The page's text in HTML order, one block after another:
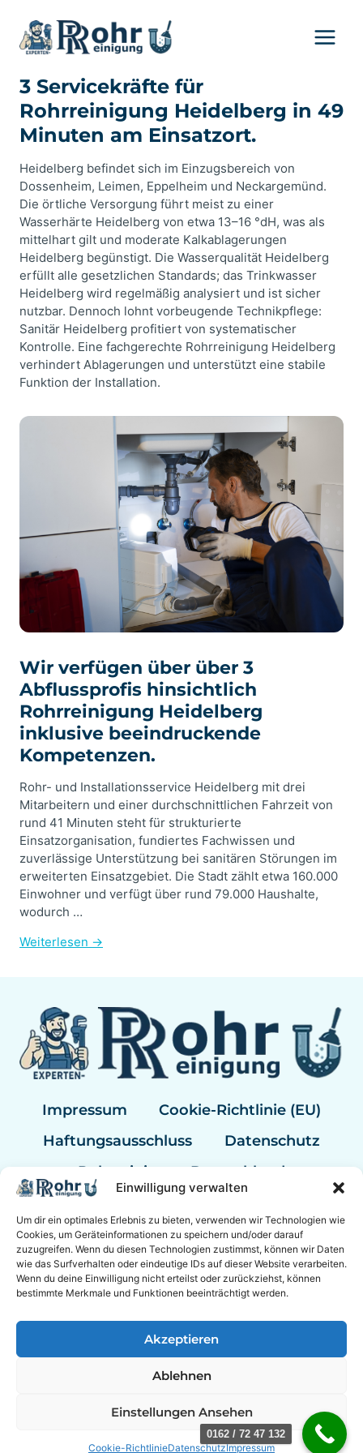
Einwilligung verwalten
Um dir ein optimales Erlebnis zu bieten, verwenden wir Technologien wie
Cookies, um Geräteinformationen zu speichern und/oder darauf
zuzugreifen. Wenn du diesen Technologien zustimmst, können wir Daten
wie das Surfverhalten oder eindeutige IDs auf dieser Website verarbeiten.
Wenn du deine Einwilligung nicht erteilst oder zurückziehst, können
bestimmte Merkmale und Funktionen beeinträchtigt werden.
Akzeptieren
Ablehnen
Einstellungen Ansehen
Cookie-RichtlinieDatenschutzImpressum
Inhalt
springen
3 Servicekräfte für
Rohrreinigung Heidelberg in 49
Minuten am Einsatzort.
Heidelberg befindet sich im Einzugsbereich von
Dossenheim, Leimen, Eppelheim und Neckargemünd.
Die örtliche Versorgung führt meist zu einer
Wasserhärte Heidelberg von etwa 13–16 °dH, was als
mittelhart gilt und moderate Kalkablagerungen
Heidelberg begünstigt. Die Wasserqualität Heidelberg
erfüllt alle gesetzlichen Standards; das Trinkwasser
Heidelberg wird regelmäßig analysiert und ist sicher
nutzbar. Dennoch lohnt vorbeugende Technikpflege:
Sanitär Heidelberg profitiert von systematischer
Kontrolle. Eine fachgerechte Rohrreinigung Heidelberg
verhindert Ablagerungen und unterstützt eine stabile
Funktion der Installation.
Wir verfügen über über 3
Abflussprofis hinsichtlich
Rohrreinigung Heidelberg
inklusive beeindruckende
Kompetenzen.
Rohr- und Installationsservice Heidelberg mit drei
Mitarbeitern und einer durchschnittlichen Fahrzeit von
rund 41 Minuten steht für strukturierte
Einsatzorganisation, fundiertes Fachwissen und
zuverlässige Unterstützung bei sanitären Störungen im
erweiterten Einsatzgebiet. Die Stadt zählt etwa 160.000
Einwohner und verfügt über rund 79.000 Haushalte,
wodurch …
Weiterlesen →
Impressum
Cookie-Richtlinie (EU)
Haftungsausschluss
Datenschutz
Rohrreinigung Deutschland
Rohrreinigung Hannover
Rohrreinigung Bremen
Rohrreinigung Kassel
Sanitär Experten
Notdienst.
0162 / 72 47 132